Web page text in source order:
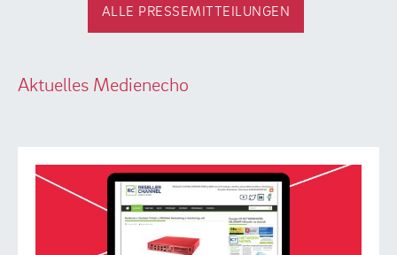
ALLE PRESSEMITTEILUNGEN
Aktuelles Medienecho